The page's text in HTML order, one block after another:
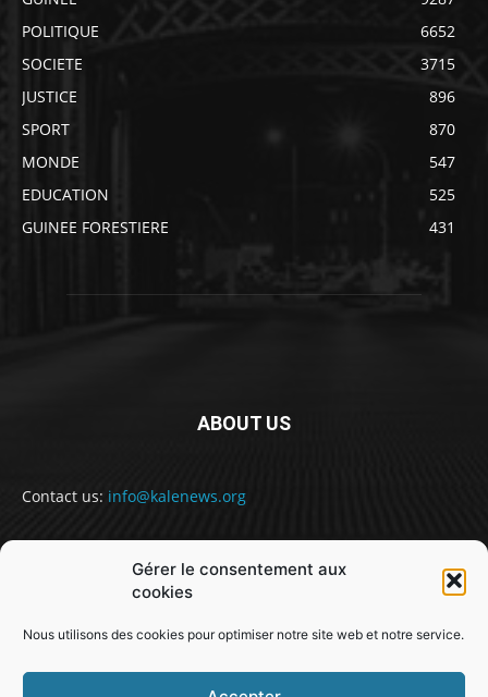
Gérer le consentement aux
cookies
Nous utilisons des cookies pour optimiser notre site web et notre service.
POLITIQUE
6652
SOCIETE
3715
JUSTICE
896
SPORT
870
MONDE
547
EDUCATION
525
GUINEE FORESTIERE
431
ABOUT US
Contact us: info@kalenews.org
FOLLOW US